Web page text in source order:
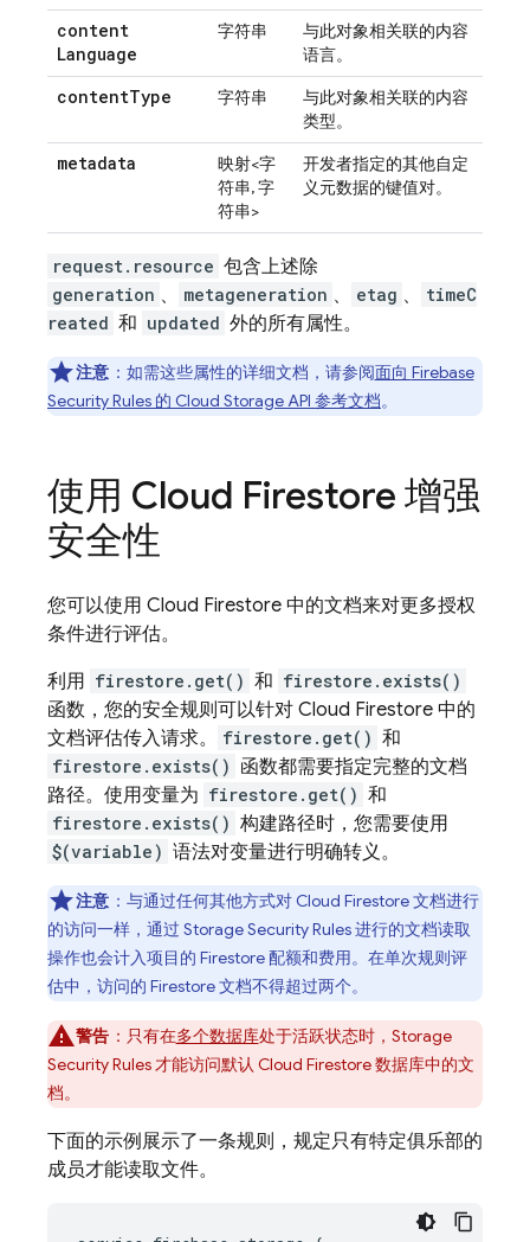
content
Language
字符串
与此对象相关联的内容
语言。
contentType 字符串
与此对象相关联的内容
类型。
metadata
映射<字
符串, 字
符串>
开发者指定的其他自定
义元数据的键值对。
request.resource 包含上述除
generation 、 metageneration 、 etag 、
timeC
reated 和 updated 外的所有属性。
注意 ：如需这些属性的详细文档，请参阅面向 Firebase
Security Rules 的 Cloud StorageAPI 参考文档。
使用 Cloud Firestore 增强
安全性
您可以使用 Cloud Firestore 中的文档来对更多授权
条件进行评估。
利用 firestore.get() 和 firestore.exists()
函数，您的安全规则可以针对 Cloud Firestore 中的
文档评估传入请求。
firestore.get() 和
firestore.exists() 函数都需要指定完整的文档
路径。使用变量为 firestore.get() 和
firestore.exists() 构建路径时，您需要使用
$(variable) 语法对变量进行明确转义。
注意 ：与通过任何其他方式对 Cloud Firestore文档进行
的访问一样，通过 StorageSecurity Rules进行的文档读取
操作也会计入项目的 Firestore 配额和费用。在单次规则评
估中，访问的 Firestore 文档不得超过两个。
警告 ：只有在多个数据库处于活跃状态时，Storage
Security Rules才能访问默认 Cloud Firestore数据库中的文
档。
下面的示例展示了一条规则，规定只有特定俱乐部的
成员才能读取文件。